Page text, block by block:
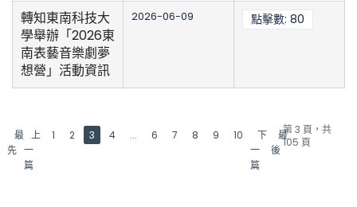
轉知東南科技大
學舉辦「2026東
南表藝音樂劇夢
想營」活動資訊
2026-06-09 點擊數: 80
第 3 頁，共
105 頁
最
先
上
一
篇
1 2 3 4 ... 6 7 8 9 10
下
一
篇
最
後